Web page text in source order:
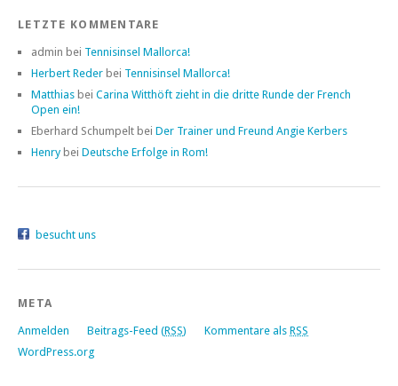
LETZTE KOMMENTARE
admin bei Tennisinsel Mallorca!
Herbert Reder bei Tennisinsel Mallorca!
Matthias bei Carina Witthöft zieht in die dritte Runde der French
Open ein!
Eberhard Schumpelt bei Der Trainer und Freund Angie Kerbers
Henry bei Deutsche Erfolge in Rom!
besucht uns
META
Anmelden Beitrags-Feed (RSS) Kommentare als RSS
WordPress.org